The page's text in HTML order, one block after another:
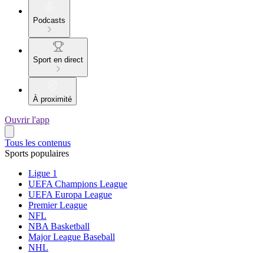
Podcasts
Sport en direct
À proximité
Ouvrir l'app
Tous les contenus
Sports populaires
Ligue 1
UEFA Champions League
UEFA Europa League
Premier League
NFL
NBA Basketball
Major League Baseball
NHL